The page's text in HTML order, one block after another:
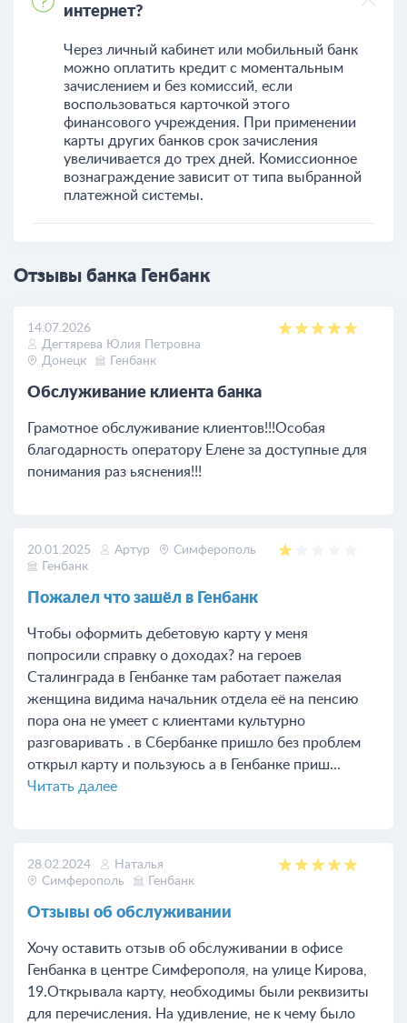
интернет?
Через личный кабинет или мобильный банк
можно оплатить кредит с моментальным
зачислением и без комиссий, если
воспользоваться карточкой этого
финансового учреждения. При применении
карты других банков срок зачисления
увеличивается до трех дней. Комиссионное
вознаграждение зависит от типа выбранной
платежной системы.
Отзывы банка Генбанк
14.07.2026
Дегтярева Юлия Петровна
Донецк
Генбанк
Обслуживание клиента банка
Грамотное обслуживание клиентов!!!Особая
благодарность оператору Елене за доступные для
понимания раз ьяснения!!!
20.01.2025 Артур
Симферополь
Генбанк
Пожалел что зашёл в Генбанк
Чтобы оформить дебетовую карту у меня
попросили справку о доходах? на героев
Сталинграда в Генбанке там работает пажелая
женщина видима начальник отдела её на пенсию
пора она не умеет с клиентами культурно
разговаривать . в Сбербанке пришло без проблем
открыл карту и пользуюсь а в Генбанке приш...
Читать далее
28.02.2024
Наталья
Симферополь
Генбанк
Отзывы об обслуживании
Хочу оставить отзыв об обслуживании в офисе
Генбанка в центре Симферополя, на улице Кирова,
19.Открывала карту, необходимы были реквизиты
для перечисления. На удивление, не к чему было